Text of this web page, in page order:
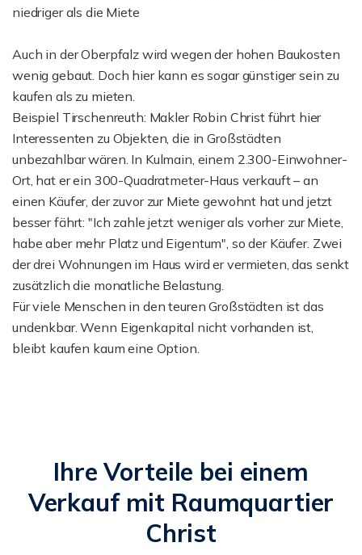
niedriger als die Miete
Auch in der Oberpfalz wird wegen der hohen Baukosten
wenig gebaut. Doch hier kann es sogar günstiger sein zu
kaufen als zu mieten.
Beispiel Tirschenreuth: Makler Robin Christ führt hier
Interessenten zu Objekten, die in Großstädten
unbezahlbar wären. In Kulmain, einem 2.300-Einwohner-
Ort, hat er ein 300-Quadratmeter-Haus verkauft – an
einen Käufer, der zuvor zur Miete gewohnt hat und jetzt
besser fährt: "Ich zahle jetzt weniger als vorher zur Miete,
habe aber mehr Platz und Eigentum", so der Käufer. Zwei
der drei Wohnungen im Haus wird er vermieten, das senkt
zusätzlich die monatliche Belastung.
Für viele Menschen in den teuren Großstädten ist das
undenkbar. Wenn Eigenkapital nicht vorhanden ist,
bleibt kaufen kaum eine Option.
Ihre Vorteile bei einem
Verkauf mit Raumquartier
Christ